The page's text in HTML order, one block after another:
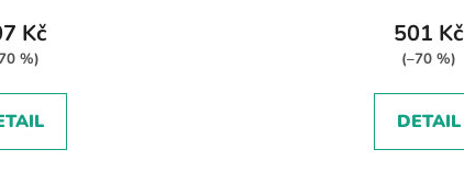
Kč
%)
501 Kč
(–70 %)
DETAIL